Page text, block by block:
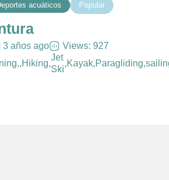
acuáticos Popular
3 años ago
Views: 927
,Hiking,
Jet
Ski
,Kayak,Paragliding,